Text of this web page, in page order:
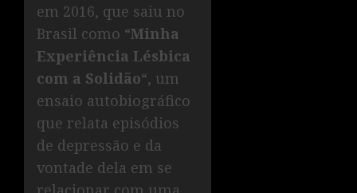
em 2016, que saiu no
Brasil como “Minha
Experiência Lésbica
com a Solidão“, um
ensaio autobiográfico
que relata episódios
de depressão e da
vontade dela em se